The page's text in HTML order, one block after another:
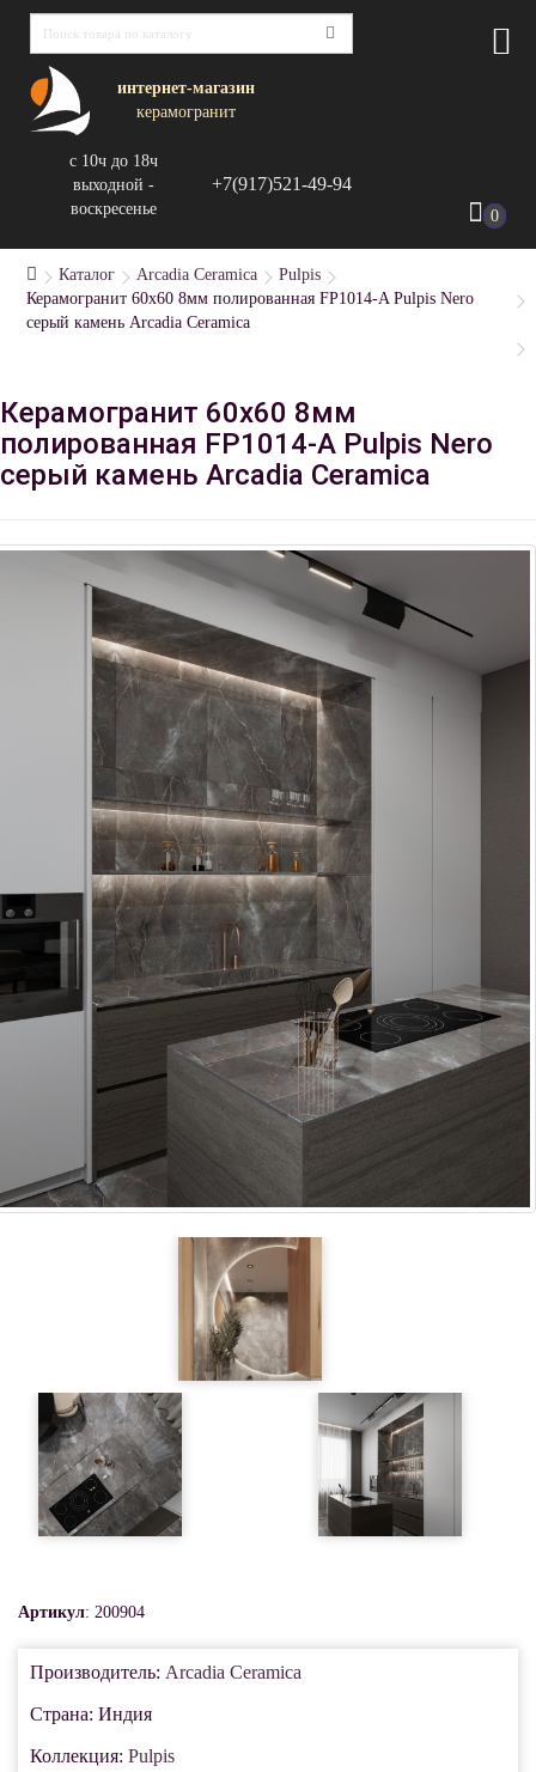
интернет-магазин
керамогранит
с 10ч до 18ч
выходной -
воскресенье
+7(917)521-49-94
0
Каталог Arcadia Ceramica
Pulpis
Керамогранит 60x60 8мм полированная FP1014-A Pulpis Nero
серый камень Arcadia Ceramica
Керамогранит 60x60 8мм
полированная FP1014-A Pulpis Nero
серый камень Arcadia Ceramica
Артикул: 200904
Производитель: Arcadia Ceramica
Страна: Индия
Коллекция: Pulpis